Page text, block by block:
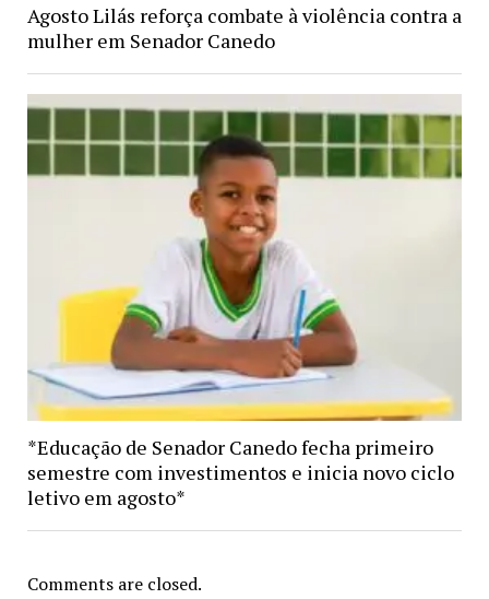
Agosto Lilás reforça combate à violência contra a
mulher em Senador Canedo
*Educação de Senador Canedo fecha primeiro
semestre com investimentos e inicia novo ciclo
letivo em agosto*
Comments are closed.